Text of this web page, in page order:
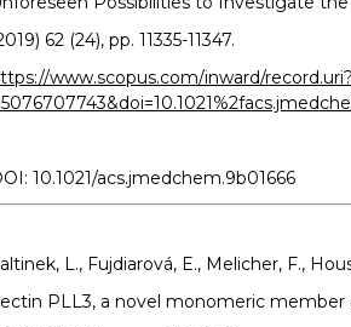
НТР РФ
62 (24), pp. 11335-11347.
www.scopus.com/inward/
10.1021/acs.jmedchem.9b01666
L., Fujdiarová, E., Melicher, F.,
PLL3, a novel monomeric